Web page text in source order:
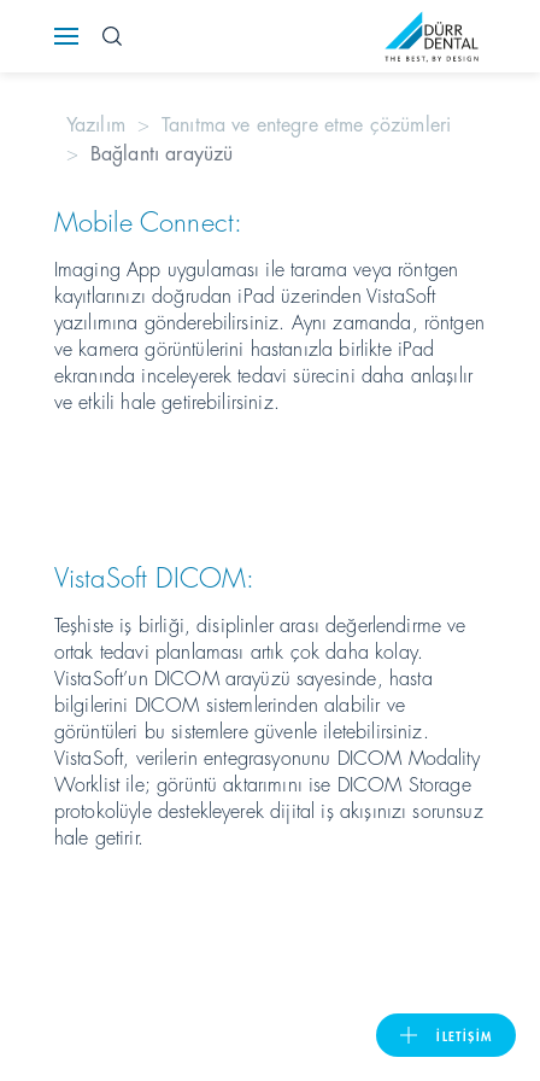
Polska
România
Suomi
Sverige
United Kingdom
ASIA PACIFIC
Australia
India
İLETIŞIM
Yazılım
Tanıtma ve entegre etme çözümleri
Bağlantı arayüzü
Mobile Connect:
Imaging App uygulaması ile tarama veya röntgen
kayıtlarınızı doğrudan iPad üzerinden VistaSoft
yazılımına gönderebilirsiniz. Aynı zamanda, röntgen
ve kamera görüntülerini hastanızla birlikte iPad
ekranında inceleyerek tedavi sürecini daha anlaşılır
ve etkili hale getirebilirsiniz.
VistaSoft DICOM:
Teşhiste iş birliği, disiplinler arası değerlendirme ve
ortak tedavi planlaması artık çok daha kolay.
VistaSoft’un DICOM arayüzü sayesinde, hasta
bilgilerini DICOM sistemlerinden alabilir ve
görüntüleri bu sistemlere güvenle iletebilirsiniz.
VistaSoft, verilerin entegrasyonunu DICOM Modality
Worklist ile; görüntü aktarımını ise DICOM Storage
protokolüyle destekleyerek dijital iş akışınızı sorunsuz
hale getirir.